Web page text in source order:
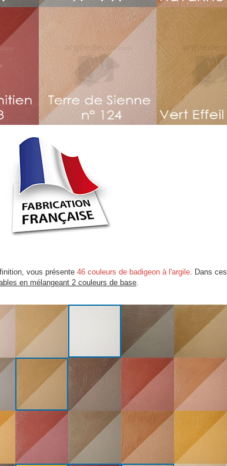
vous présente 46 couleurs de badigeon à l'argile. Dans
en mélangeant 2 couleurs de base.